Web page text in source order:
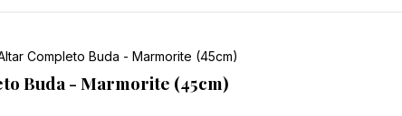
Completo Buda - Marmorite (45cm)
Buda - Marmorite (45cm)